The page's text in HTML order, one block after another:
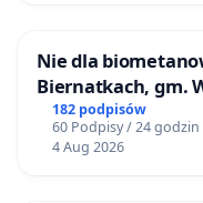
Nie dla
Biernatkach, gm.
182 podpisów
60 Podpisy / 24 godzin
4 Aug 2026